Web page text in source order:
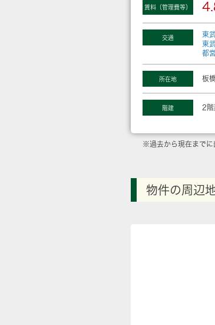
賃料（管理費等）
交通 東
東
都
所在地 板
階建 2階
※過去から現在までに
物件の周辺